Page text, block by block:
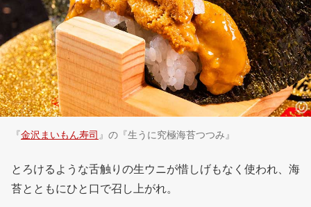
『金沢まいもん寿司 』の『生うに究極海苔つつみ』
とろけるような舌触りの生ウニが惜しげもなく使われ、海
苔とともにひと口で召し上がれ。